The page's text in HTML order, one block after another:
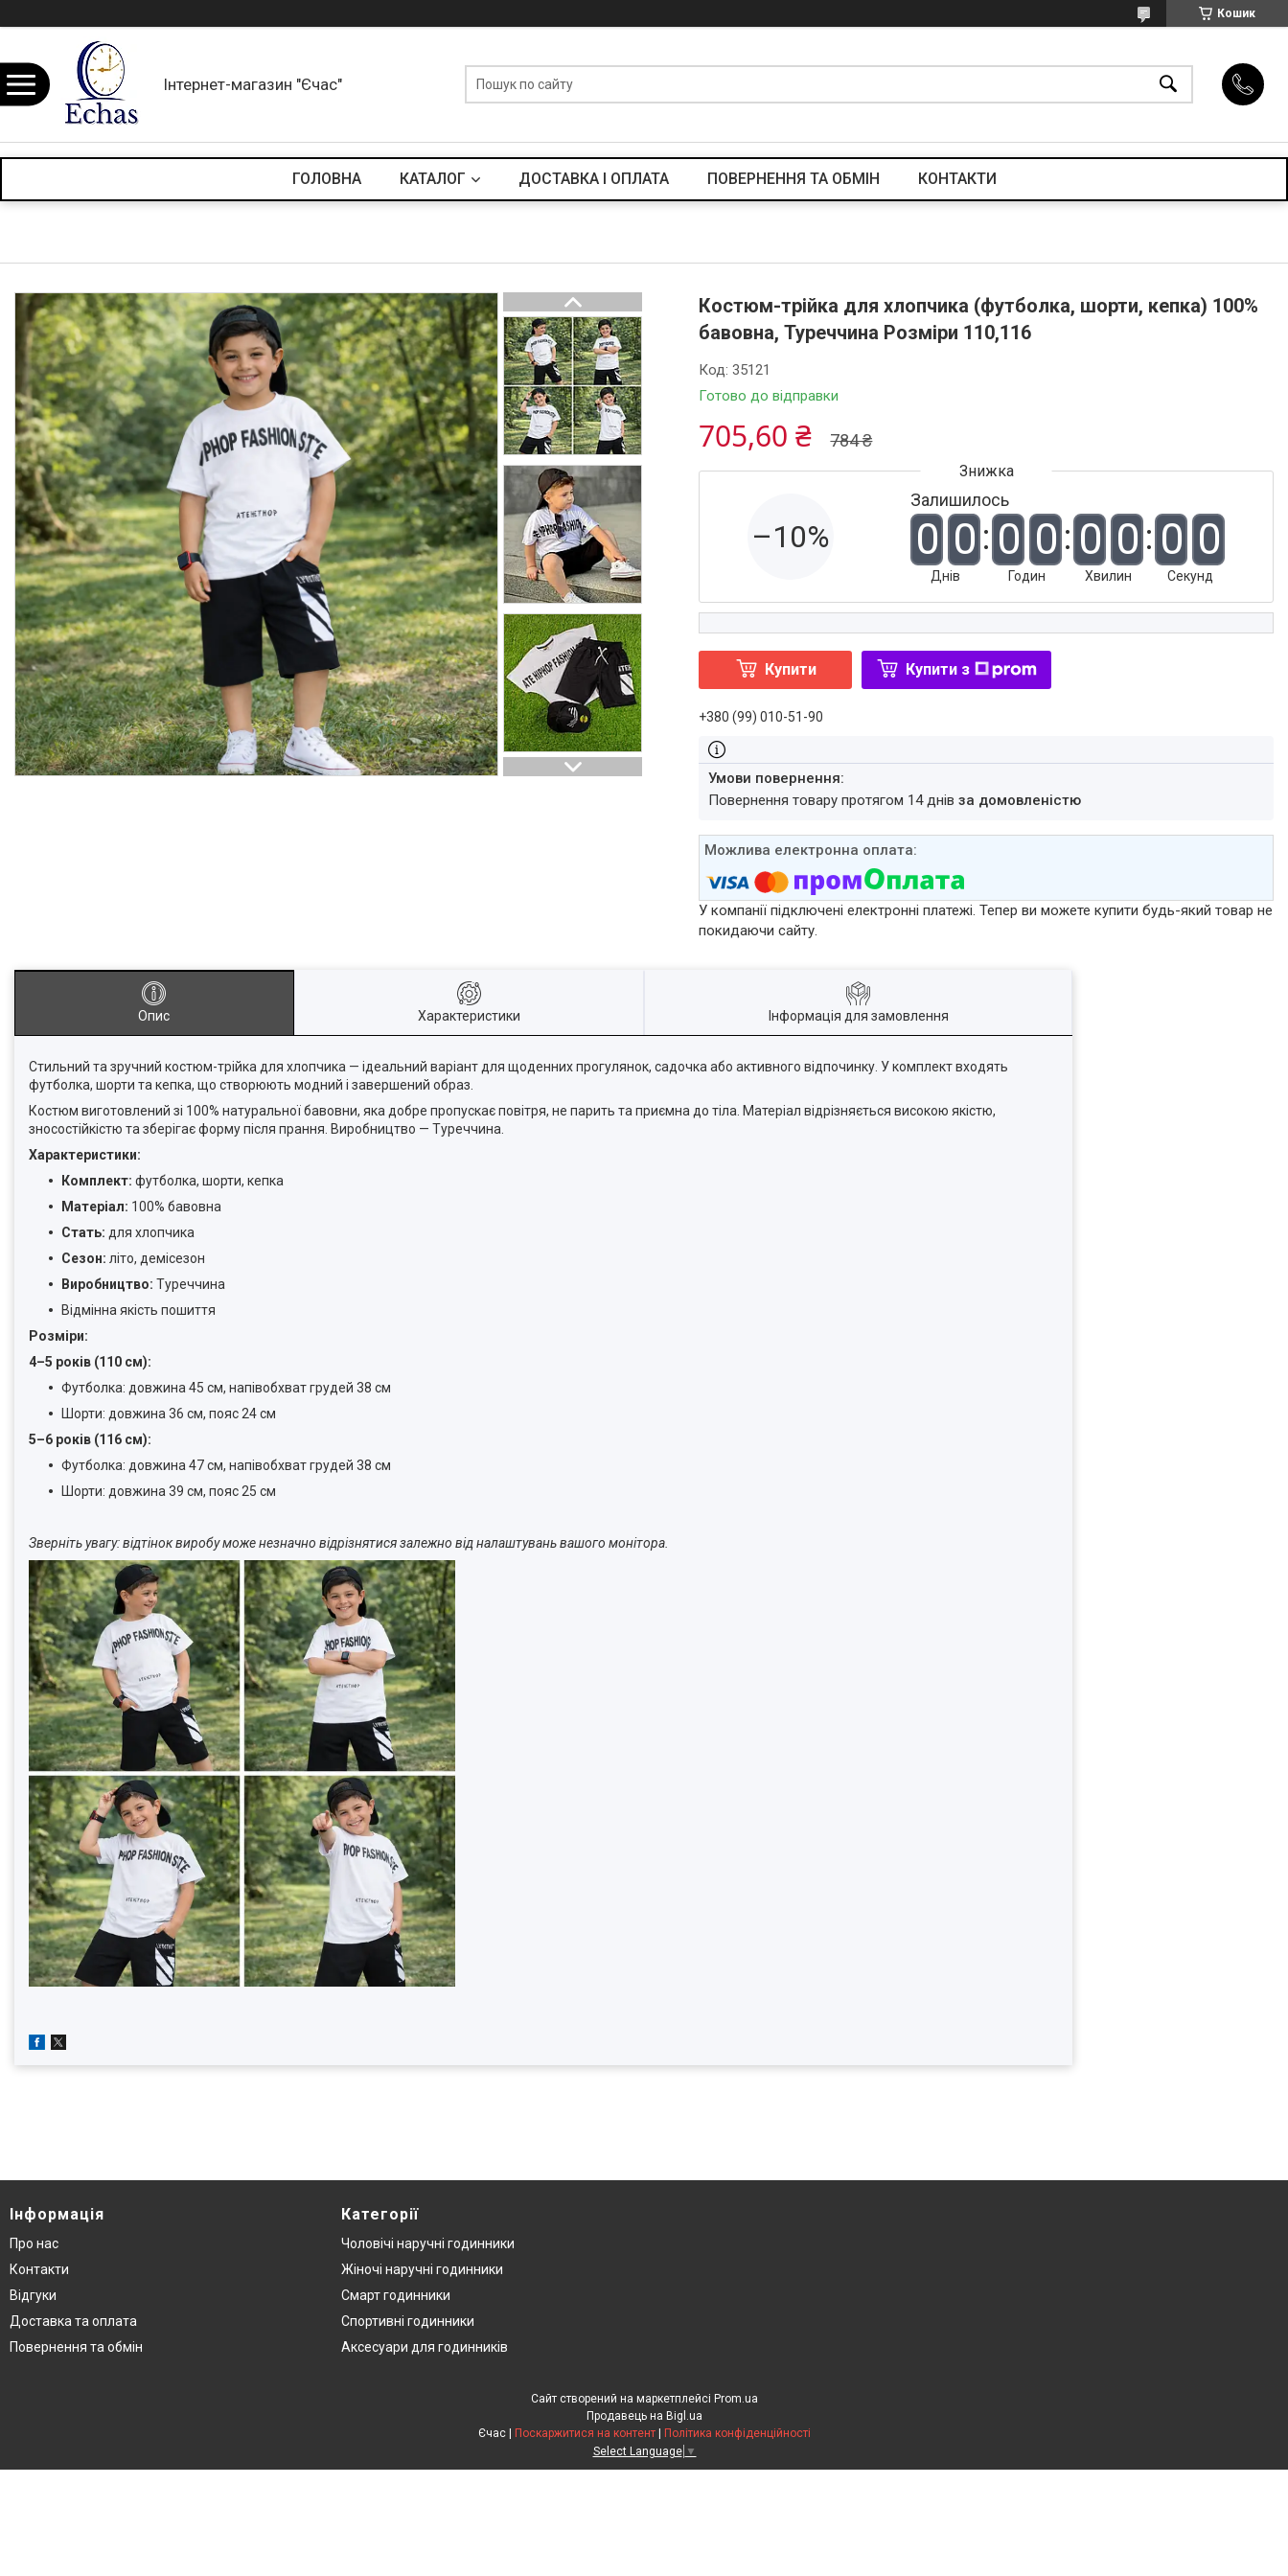
Кошик
Інтернет-магазин "Єчас"
ГОЛОВНА КАТАЛОГ ДОСТАВКА І ОПЛАТА ПОВЕРНЕННЯ ТА ОБМІН КОНТАКТИ
Костюм-трійка для хлопчика (футболка, шорти, кепка) 100%
бавовна, Туреччина Розміри 110,116
Готово до відправки
Код:35121
784 ₴
705,60 ₴
–10%
Залишилось
0 0
Днів
0 0
Годин
0 0
Хвилин
0 0
Секунд
Купити Купити з
+380 (99) 010-51-90
повернення товару протягом 14 днівза домовленістю
У компанії підключені електронні платежі. Тепер ви можете купити будь-який товар не
покидаючи сайту.
Опис Характеристики Інформація для замовлення
Стильний та зручний костюм-трійка для хлопчика — ідеальний варіант для щоденних прогулянок, садочка або активного відпочинку. У комплект входять
футболка, шорти та кепка, що створюють модний і завершений образ.
Костюм виготовлений зі 100% натуральної бавовни, яка добре пропускає повітря, не парить та приємна до тіла. Матеріал відрізняється високою якістю,
зносостійкістю та зберігає форму після прання. Виробництво — Туреччина.
Характеристики:
Комплект: футболка, шорти, кепка
Матеріал: 100% бавовна
Стать: для хлопчика
Сезон: літо, демісезон
Виробництво: Туреччина
Відмінна якість пошиття
Розміри:
4–5 років (110 см):
Футболка: довжина 45 см, напівобхват грудей 38 см
Шорти: довжина 36 см, пояс 24 см
5–6 років (116 см):
Футболка: довжина 47 см, напівобхват грудей 38 см
Шорти: довжина 39 см, пояс 25 см
Зверніть увагу: відтінок виробу може незначно відрізнятися залежно від налаштувань вашого монітора.
Інформація
Про нас
Контакти
Відгуки
Доставка та оплата
Повернення та обмін
Категорії
Чоловічі наручні годинники
Жіночі наручні годинники
Смарт годинники
Спортивні годинники
Аксесуари для годинників
Сайт створений на маркетплейсі Prom.ua
Продавець на Bigl.ua
Поскаржитися на контент
Політика конфіденційності
Select Language ▼